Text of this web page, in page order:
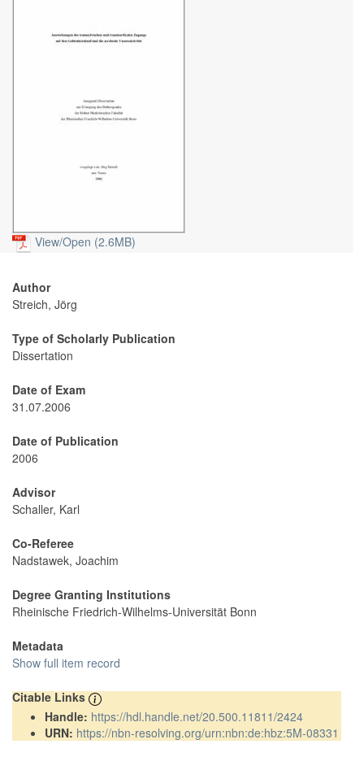
View/Open (2.6MB)
Author
Streich, Jörg
Type of Scholarly Publication
Dissertation
Date of Exam
31.07.2006
Date of Publication
2006
Advisor
Schaller, Karl
Co-Referee
Nadstawek, Joachim
Degree Granting Institutions
Rheinische Friedrich-Wilhelms-Universität Bonn
Metadata
Show full item record
Citable Links
Handle: https://hdl.handle.net/20.500.11811/2424
URN: https://nbn-resolving.org/urn:nbn:de:hbz:5M-08331